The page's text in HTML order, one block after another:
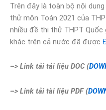
Trên đây là toàn bộ nội
thử môn Toán 2021 của
nhiều đề thi thử THPT Quốc
khác trên cả nước đã được
–> Link tải tải liệu DOC (
–> Link tải tài liệu PDF (